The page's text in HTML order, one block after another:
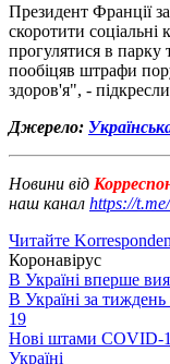
Президент Франції
скоротити соціальні
прогулятися в
пообіцяв штрафи
здоров'я", -
Джерело:
Новини від
наш канал https://
Читайте
Коронавірус
В Україні вперше
В Україні за тиждень
19
Нові штами COVID-
Україні